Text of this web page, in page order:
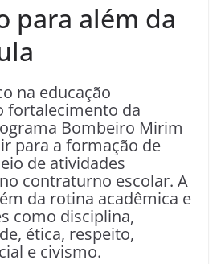
para além da
na educação
fortalecimento da
Bombeiro Mirim
para a formação de
de atividades
contraturno escolar. A
da rotina acadêmica e
como disciplina,
ética, respeito,
e civismo.